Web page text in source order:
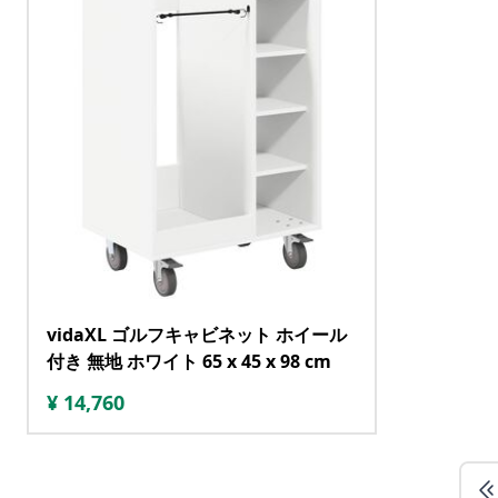
vidaXL ゴルフキャビネット ホイール
付き 無地 ホワイト 65 x 45 x 98 cm
¥ 14,760